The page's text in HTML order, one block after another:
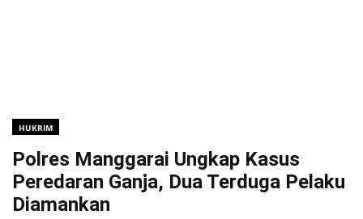
HUKRIM
Polres Manggarai Ungkap Kasus
Peredaran Ganja, Dua Terduga Pelaku
Diamankan